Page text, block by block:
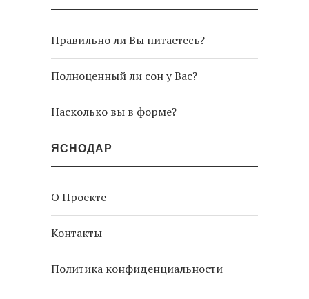
Правильно ли Вы питаетесь?
Полноценный ли сон у Вас?
Насколько вы в форме?
ЯСНОДАР
О Проекте
Контакты
Политика конфиденциальности